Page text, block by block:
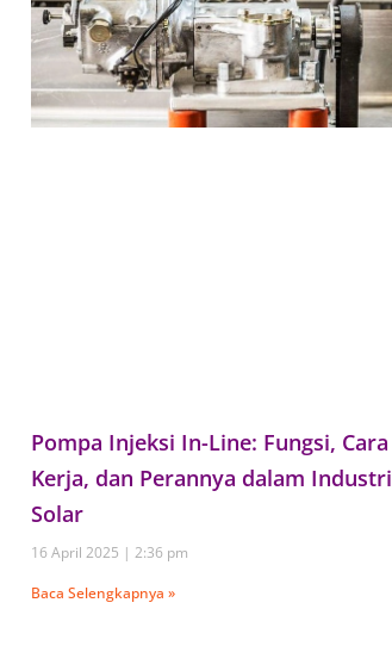
Pompa Injeksi In-Line: Fungsi, Cara
Kerja, dan Perannya dalam Industri
Solar
16 April 2025
2:36 pm
Baca Selengkapnya »